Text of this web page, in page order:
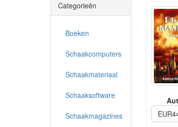
Categorieën
Boeken
Schaakcomputers
Schaakmateriaal
Schaaksoftware
Schaakmagazines